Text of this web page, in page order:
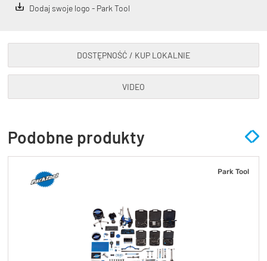
Dodaj swoje logo - Park Tool
DOSTĘPNOŚĆ / KUP LOKALNIE
VIDEO
Podobne produkty
Park Tool